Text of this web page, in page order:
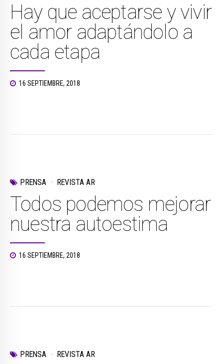
Hay que aceptarse y vivir
el amor adaptándolo a
cada etapa
16 SEPTIEMBRE, 2018
PRENSA REVISTA AR
Todos podemos mejorar
nuestra autoestima
16 SEPTIEMBRE, 2018
PRENSA REVISTA AR